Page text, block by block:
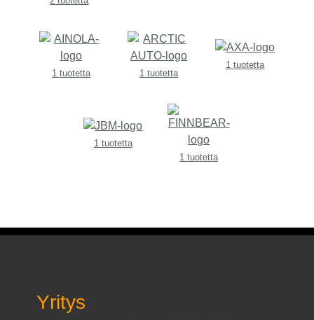
1 tuotetta 1 tuotetta
1 tuotetta
1 tuotetta
1 tuotetta
Yritys